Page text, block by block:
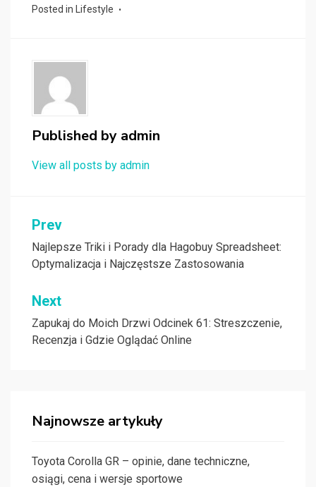
Posted in Lifestyle
Published by admin
View all posts by admin
Nawigacja
wpisu
Prev
Najlepsze Triki i Porady dla Hagobuy Spreadsheet:
Optymalizacja i Najczęstsze Zastosowania
Next
Zapukaj do Moich Drzwi Odcinek 61: Streszczenie,
Recenzja i Gdzie Oglądać Online
Najnowsze artykuły
Toyota Corolla GR – opinie, dane techniczne,
osiągi, cena i wersje sportowe